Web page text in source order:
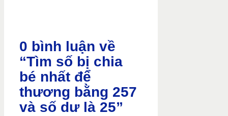
0 bình luận về
“Tìm số bị chia
bé nhất để
thương bằng 257
và số dư là 25”